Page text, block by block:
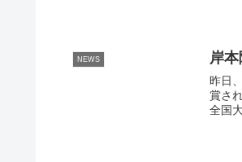
NEWS 岸
昨日
賞さ
全国